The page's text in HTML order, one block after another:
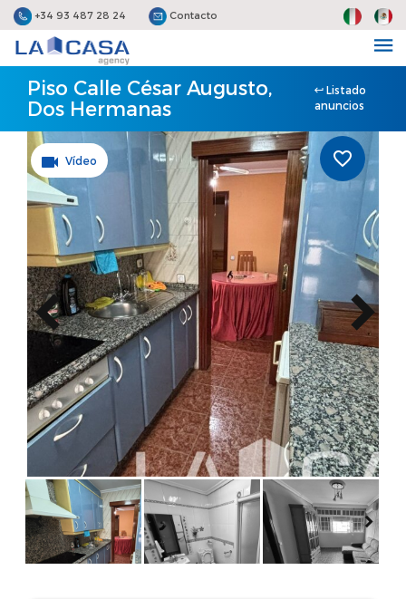
+34 93 487 28 24 Contacto
Piso Calle César Augusto,
Dos Hermanas
Listado
anuncios
Vídeo